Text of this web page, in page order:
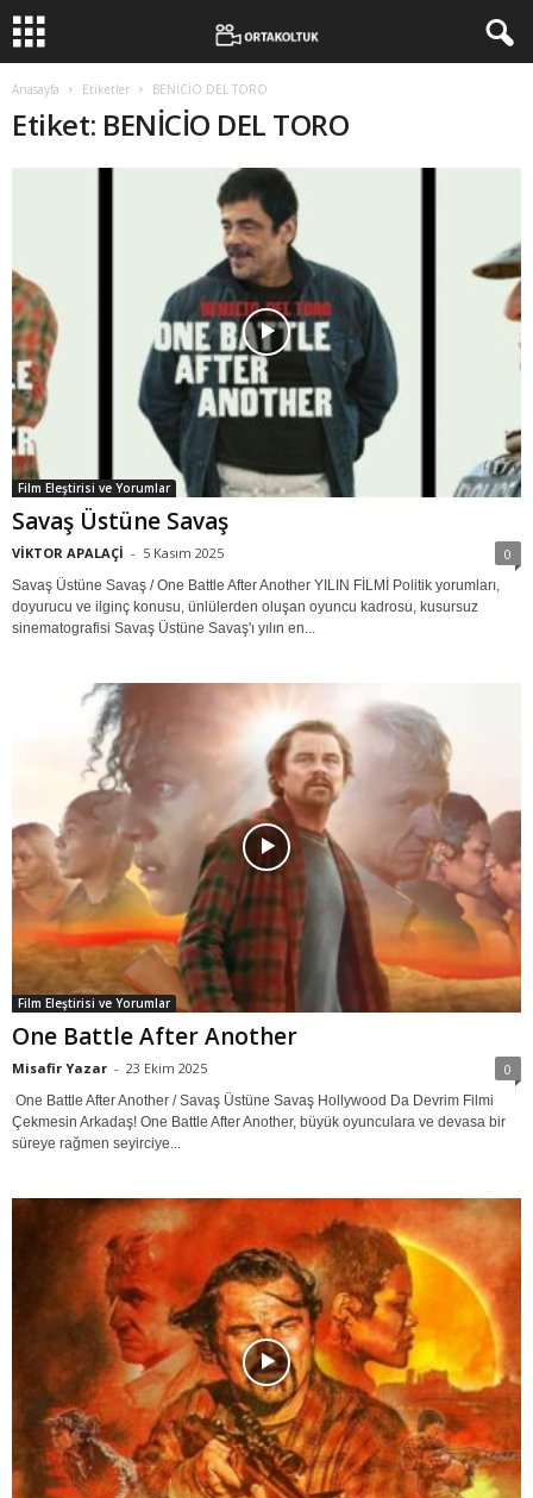
Anasayfa Etiketler BENİCİO DEL TORO
Etiket: BENİCİO DEL TORO
Film Eleştirisi ve Yorumlar
Savaş Üstüne Savaş
VİKTOR APALAÇİ - 5 Kasım 2025 0
Savaş Üstüne Savaş / One Battle After Another YILIN FİLMİ Politik yorumları,
doyurucu ve ilginç konusu, ünlülerden oluşan oyuncu kadrosu, kusursuz
sinematografisi Savaş Üstüne Savaş'ı yılın en...
Film Eleştirisi ve Yorumlar
One Battle After Another
Misafir Yazar - 23 Ekim 2025 0
One Battle After Another / Savaş Üstüne Savaş Hollywood Da Devrim Filmi
Çekmesin Arkadaş! One Battle After Another, büyük oyunculara ve devasa bir
süreye rağmen seyirciye...